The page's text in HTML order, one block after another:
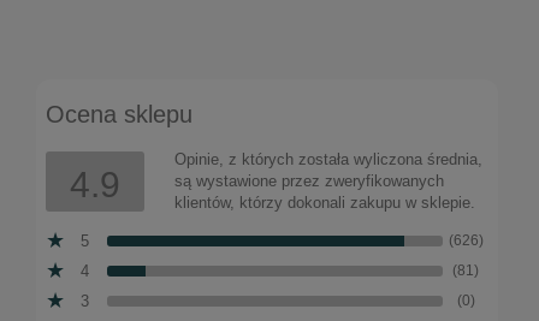
Ocena sklepu
4.9
Opinie, z których została wyliczona średnia,
są wystawione przez zweryfikowanych
klientów, którzy dokonali zakupu w sklepie.
5 (626)
4 (81)
3 (0)